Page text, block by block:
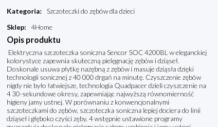
Kategoria:
Szczoteczki do zębów dla dzieci
Sklep: 4Home
Opis produktu
Elektryczna szczoteczka soniczna Sencor SOC 4200BL w eleganckiej
kolorystyce zapewnia skuteczną pielęgnację zębów i dziąseł.
Doskonale usuwa płytkę nazębną z zębów i masuje dziąsła dzięki
technologii sonicznej z 40 000 drgań na minutę. Czyszczenie zębów
nigdy nie było łatwiejsze, technologia Quadpacer dzieli czyszczenie na
4 30-sekundowe okresy, zapewniając najwyższą równomierność
higieny jamy ustnej. W porównaniu z konwencjonalnymi
szczoteczkami do zębów, szczoteczka soniczna lepiej dociera do linii
dziąseł i głęboko czyści zęby. 4 wstępnie ustawione programy